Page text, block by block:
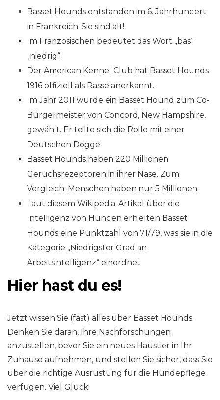
Basset Hounds entstanden im 6. Jahrhundert
in Frankreich. Sie sind alt!
Im Französischen bedeutet das Wort „bas“
„niedrig“.
Der American Kennel Club hat Basset Hounds
1916 offiziell als Rasse anerkannt.
Im Jahr 2011 wurde ein Basset Hound zum Co-
Bürgermeister von Concord, New Hampshire,
gewählt. Er teilte sich die Rolle mit einer
Deutschen Dogge.
Basset Hounds haben 220 Millionen
Geruchsrezeptoren in ihrer Nase. Zum
Vergleich: Menschen haben nur 5 Millionen.
Laut diesem Wikipedia-Artikel über die
Intelligenz von Hunden erhielten Basset
Hounds eine Punktzahl von 71/79, was sie in die
Kategorie „Niedrigster Grad an
Arbeitsintelligenz“ einordnet.
Hier hast du es!
Jetzt wissen Sie (fast) alles über Basset Hounds.
Denken Sie daran, Ihre Nachforschungen
anzustellen, bevor Sie ein neues Haustier in Ihr
Zuhause aufnehmen, und stellen Sie sicher, dass Sie
über die richtige Ausrüstung für die Hundepflege
verfügen. Viel Glück!